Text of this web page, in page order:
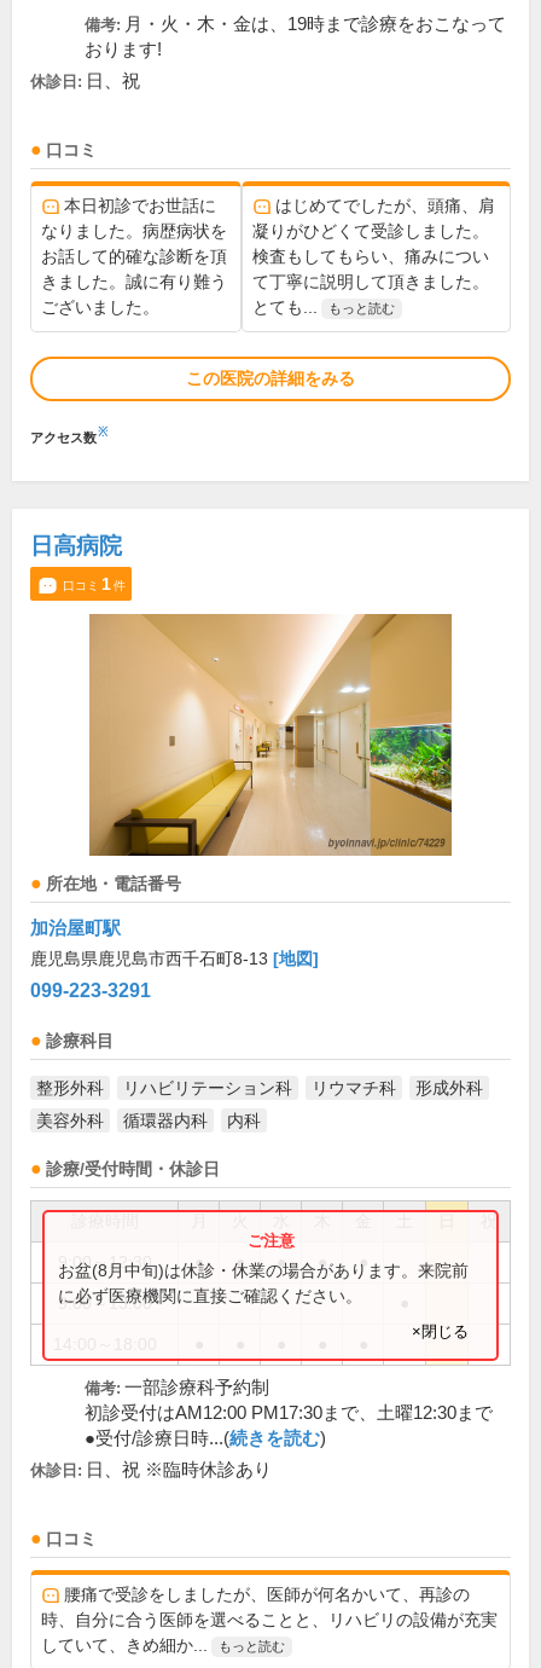
備考: 月・火・木・金は、19時まで診療をおこなって
おります!
休診日: 日、祝
口コミ
本日初診でお世話に
なりました。病歴病状を
お話して的確な診断を頂
きました。誠に有り難う
ございました。
はじめてでしたが、頭痛、肩
凝りがひどくて受診しました。
検査もしてもらい、痛みについ
て丁寧に説明して頂きました。
とても...
もっと読む
この医院の詳細をみる
アクセス数※
日高病院
口コミ 1件
所在地・電話番号
加治屋町駅
鹿児島県鹿児島市西千石町8-13 [地図]
099-223-3291
診療科目
整形外科 リハビリテーション科 リウマチ科
形成外科
美容外科
循環器内科 内科
診療/受付時間・休診日
祝
9:00～12:30 ● ● ● ● ●
9:00～13:00
お盆(8月中旬)は休診・休業の場合があります。来院前
に必ず医療機関に直接ご確認ください。
×閉じる
備考: 一部診療科予約制
初診受付はAM12:00 PM17:30まで、土曜12:30まで
●受付/診療日時...(続きを読む)
休診日: 日、祝 ※臨時休診あり
口コミ
腰痛で受診をしましたが、医師が何名かいて、再診の
時、自分に合う医師を選べることと、リハビリの設備が充実
していて、きめ細か...
もっと読む